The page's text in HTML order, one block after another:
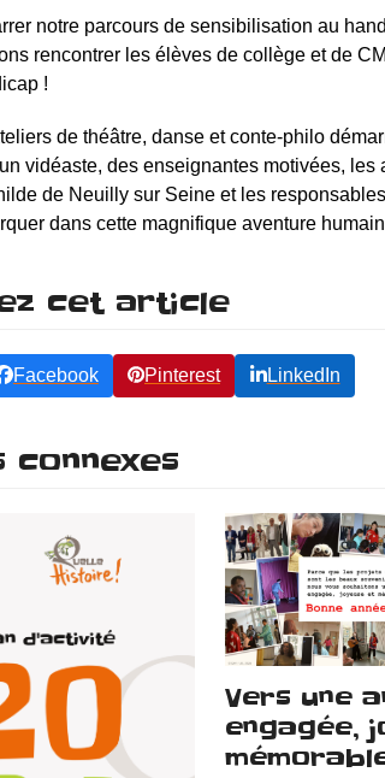
notre parcours de sensibilisation au
rencontrer les élèves de collège et de
!
de théâtre, danse et conte-philo
vidéaste, des enseignantes motivées,
de Neuilly sur Seine et les
dans cette magnifique aventure
cet article
Facebook Pinterest LinkedIn
connexes
Vers une
engagée,